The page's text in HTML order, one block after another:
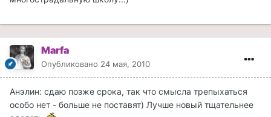
Marfa
Опубликовано 24 мая, 2010
Анэлин: сдаю позже срока, так что смысла трепыхаться
особо нет - больше не поставят) Лучше новый тщательнее